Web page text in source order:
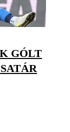
GÓLT